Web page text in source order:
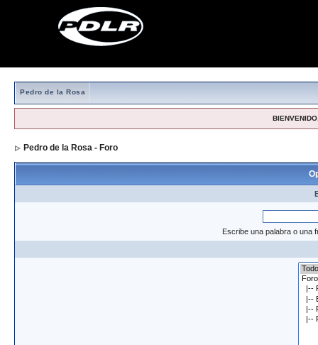
Pedro de la Rosa
Pedro de la Rosa - Foro
Escribe una palabra o una